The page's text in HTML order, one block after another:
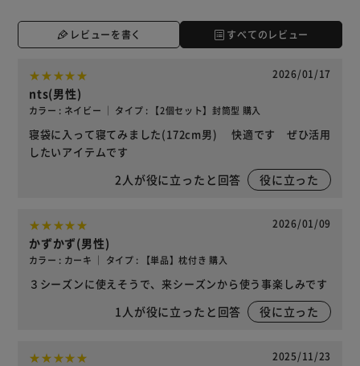
レビューを書く すべてのレビュー
2026/01/17
nts(男性)
カラー : ネイビー ｜ タイプ : 【2個セット】封筒型 購入
寝袋に入って寝てみました(172cm男) 快適です ぜひ活用
したいアイテムです
2 人が役に立ったと回答 役に立った
2026/01/09
かずかず(男性)
カラー : カーキ ｜ タイプ : 【単品】枕付き 購入
３シーズンに使えそうで、来シーズンから使う事楽しみです
1 人が役に立ったと回答 役に立った
2025/11/23